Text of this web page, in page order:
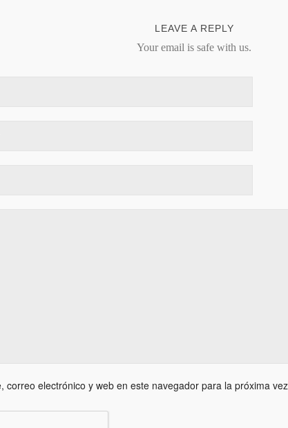
LEAVE A REPLY
Your email is safe with us.
correo electrónico y web en este navegador para la próxima